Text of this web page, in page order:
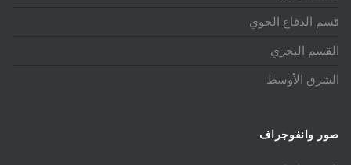
قسم الدفاع الجوي
القسم البحري
الشرق الأوسط
صور وانفوجراف